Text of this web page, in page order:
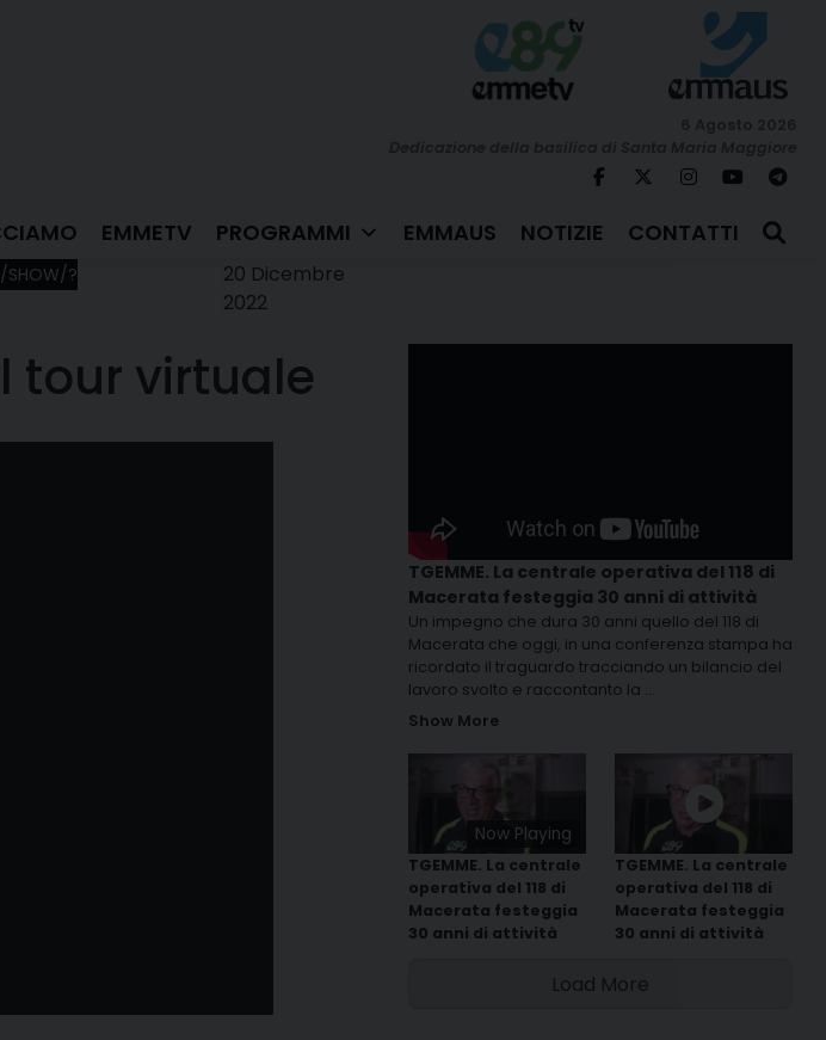
EMMETV PROGRAMMI EMMAUS NOTIZIE CONTATTI
SHOW/?
20 Dicembre
2022
tour virtuale
TGEMME. La centrale operativa del 118 di
Macerata festeggia 30 anni di attività
Un impegno che dura 30 anni quello del 118 di
Macerata che oggi, in una conferenza stampa ha
ricordato il traguardo tracciando un bilancio del
lavoro svolto e raccontanto la ...
Show More
Now Playing
TGEMME. La centrale
operativa del 118 di
Macerata festeggia
30 anni di attività
TGEMME. La centrale
operativa del 118 di
Macerata festeggia
30 anni di attività
Load More